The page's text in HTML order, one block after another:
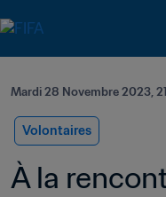
Mardi 28 Novembre 2023,
Volontaires
À la